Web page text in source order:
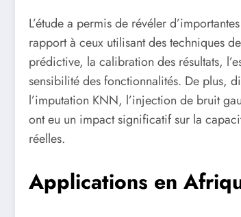
L’étude a permis de révéler
rapport à ceux utilisant des techniques
prédictive, la calibration des résultats,
sensibilité des fonctionnalités. De plus,
l’imputation KNN, l’injection de bruit
ont eu un impact significatif sur la
réelles.
Applications en